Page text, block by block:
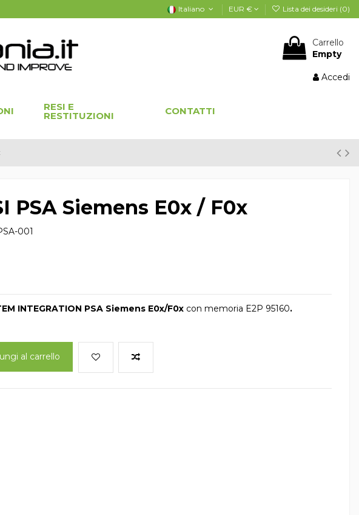
Italiano EUR € Lista dei desideri (0)
Carrello
Empty
Accedi
RESI E
RESTITUZIONI CONTATTI
PSA Siemens E0x / F0x
001
INTEGRATION PSA Siemens E0x/F0x con memoria E2P 95160.
al carrello